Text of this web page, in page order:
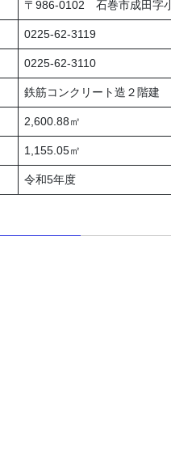
〒986-0102 石巻市成田字
0225-62-3119
0225-62-3110
鉄筋コンクリート造２階建
2,600.88㎡
1,155.05㎡
令和5年度